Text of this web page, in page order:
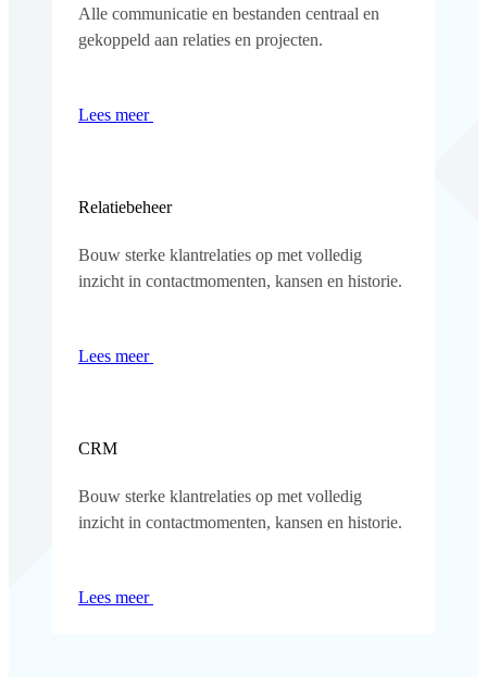
Alle communicatie en bestanden centraal en
gekoppeld aan relaties en projecten.
Lees meer
Relatiebeheer
Bouw sterke klantrelaties op met volledig
inzicht in contactmomenten, kansen en historie.
Lees meer
CRM
Bouw sterke klantrelaties op met volledig
inzicht in contactmomenten, kansen en historie.
Lees meer